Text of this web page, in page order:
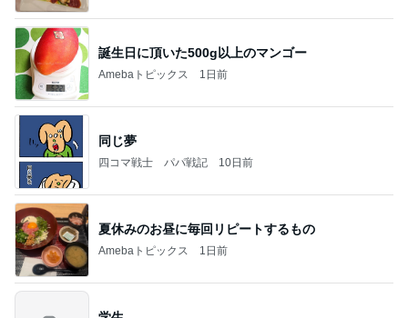
誕生日に頂いた500g以上のマンゴー
Amebaトピックス 1日前
同じ夢
四コマ戦士 パパ戦記 10日前
夏休みのお昼に毎回リピートするもの
Amebaトピックス 1日前